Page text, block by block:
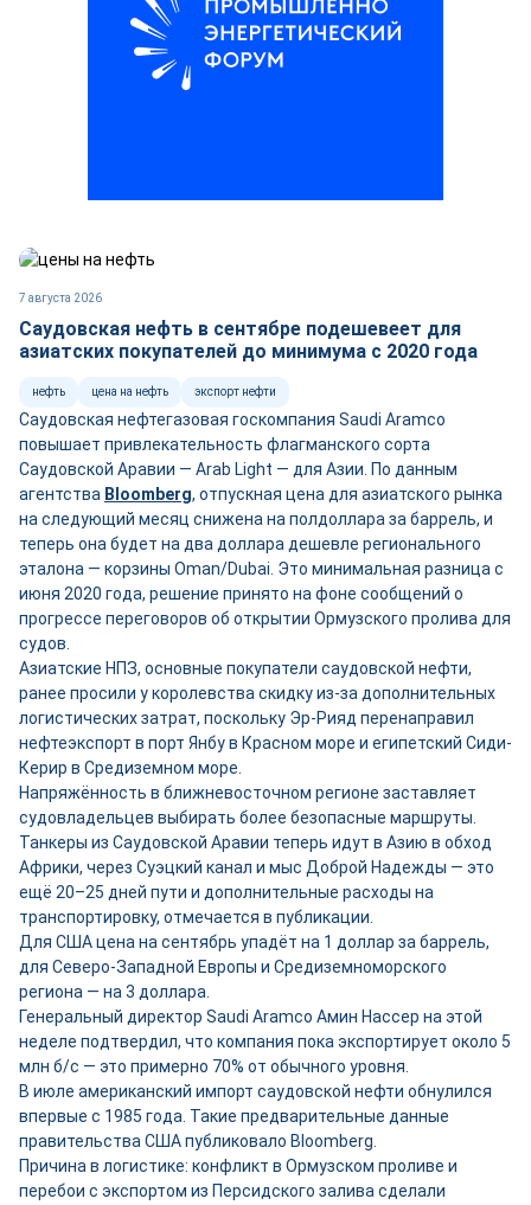
7 августа 2026
Саудовская нефть в сентябре подешевеет для
азиатских покупателей до минимума с 2020 года
нефть цена на нефть экспорт нефти
Саудовская нефтегазовая госкомпания Saudi Aramco
повышает привлекательность флагманского сорта
Саудовской Аравии — Arab Light — для Азии. По данным
агентства Bloomberg, отпускная цена для азиатского рынка
на следующий месяц снижена на полдоллара за баррель, и
теперь она будет на два доллара дешевле регионального
эталона — корзины Oman/Dubai. Это минимальная разница с
июня 2020 года, решение принято на фоне сообщений о
прогрессе переговоров об открытии Ормузского пролива для
судов.
Азиатские НПЗ, основные покупатели саудовской нефти,
ранее просили у королевства скидку из-за дополнительных
логистических затрат, поскольку Эр-Рияд перенаправил
нефтеэкспорт в порт Янбу в Красном море и египетский Сиди-
Керир в Средиземном море.
Напряжённость в ближневосточном регионе заставляет
судовладельцев выбирать более безопасные маршруты.
Танкеры из Саудовской Аравии теперь идут в Азию в обход
Африки, через Суэцкий канал и мыс Доброй Надежды — это
ещё 20–25 дней пути и дополнительные расходы на
транспортировку, отмечается в публикации.
Для США цена на сентябрь упадёт на 1 доллар за баррель,
для Северо-Западной Европы и Средиземноморского
региона — на 3 доллара.
Генеральный директор Saudi Aramco Амин Нассер на этой
неделе подтвердил, что компания пока экспортирует около 5
млн б/с — это примерно 70% от обычного уровня.
В июле американский импорт саудовской нефти обнулился
впервые с 1985 года. Такие предварительные данные
правительства США публиковало Bloomberg.
Причина в логистике: конфликт в Ормузском проливе и
перебои с экспортом из Персидского залива сделали